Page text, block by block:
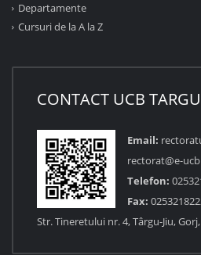
Departamente
Cursuri de la A la Z
CONTACT UCB
Email:
rectorat@e-
Telefon:
Fax:
Str. Tineretului nr. 4, Târgu-Jiu,